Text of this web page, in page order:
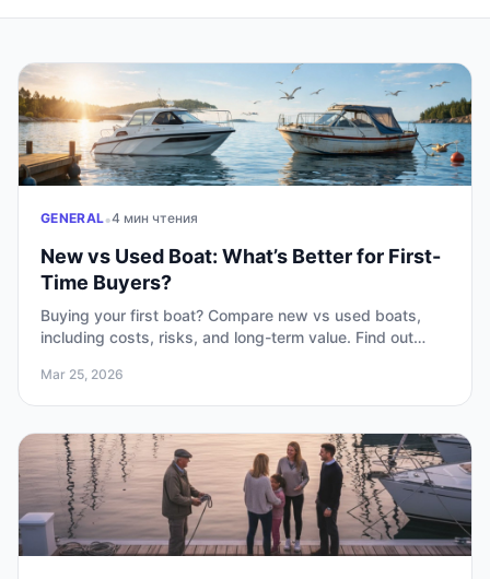
GENERAL•4 мин чтения
New vs Used Boat: What’s Better for First-
Time Buyers?
Buying your first boat? Compare new vs used boats,
including costs, risks, and long-term value. Find out
Mar 25, 2026